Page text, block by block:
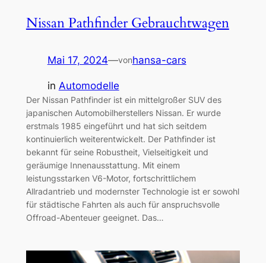
Nissan Pathfinder Gebrauchtwagen
Mai 17, 2024—vonhansa-cars
in Automodelle
Der Nissan Pathfinder ist ein mittelgroßer SUV des
japanischen Automobilherstellers Nissan. Er wurde
erstmals 1985 eingeführt und hat sich seitdem
kontinuierlich weiterentwickelt. Der Pathfinder ist
bekannt für seine Robustheit, Vielseitigkeit und
geräumige Innenausstattung. Mit einem
leistungsstarken V6-Motor, fortschrittlichem
Allradantrieb und modernster Technologie ist er sowohl
für städtische Fahrten als auch für anspruchsvolle
Offroad-Abenteuer geeignet. Das…